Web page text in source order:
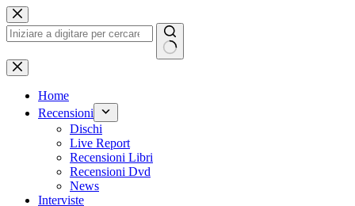
Salta
al
contenuto
Nessun
risultato
Home
Recensioni
Dischi
Live Report
Recensioni Libri
Recensioni Dvd
News
Interviste